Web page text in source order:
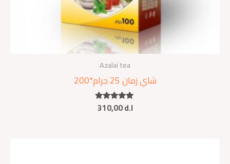
Azalaï tea
شاي زمان 25 جرام*200
Rated
5.00
310,00d.l